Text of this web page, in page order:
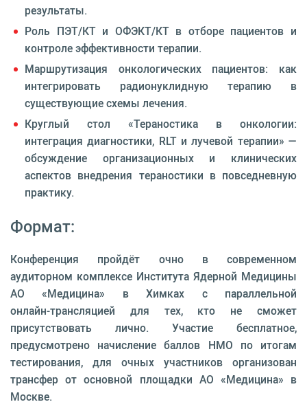
результаты.
Роль ПЭТ/КТ и ОФЭКТ/КТ в отборе пациентов и
контроле эффективности терапии.
Маршрутизация онкологических пациентов: как
интегрировать радионуклидную терапию в
существующие схемы лечения.
Круглый стол «Тераностика в онкологии:
интеграция диагностики, RLT и лучевой терапии» —
обсуждение организационных и клинических
аспектов внедрения тераностики в повседневную
практику.
Формат:
Конференция пройдёт очно в современном
аудиторном комплексе Института Ядерной Медицины
АО «Медицина» в Химках с параллельной
онлайн‑трансляцией для тех, кто не сможет
присутствовать лично. Участие бесплатное,
предусмотрено начисление баллов НМО по итогам
тестирования, для очных участников организован
трансфер от основной площадки АО «Медицина» в
Москве.